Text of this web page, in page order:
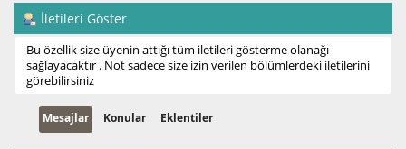
İletileri Göster
Bu özellik size üyenin attığı tüm iletileri gösterme olanağı
sağlayacaktır . Not sadece size izin verilen bölümlerdeki iletilerini
görebilirsiniz
Mesajlar Konular Eklentiler